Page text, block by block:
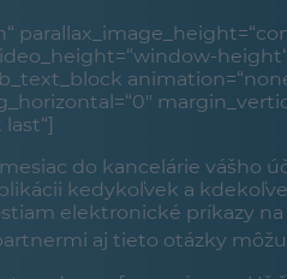
do kancelárie vášho
kedykoľvek a
elektronické príkazy
aj tieto otázky